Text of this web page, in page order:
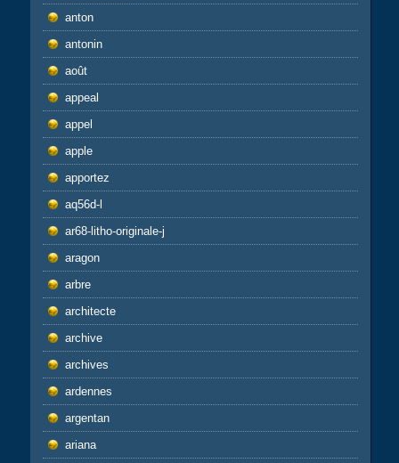
anton
antonin
août
appeal
appel
apple
apportez
aq56d-l
ar68-litho-originale-j
aragon
arbre
architecte
archive
archives
ardennes
argentan
ariana